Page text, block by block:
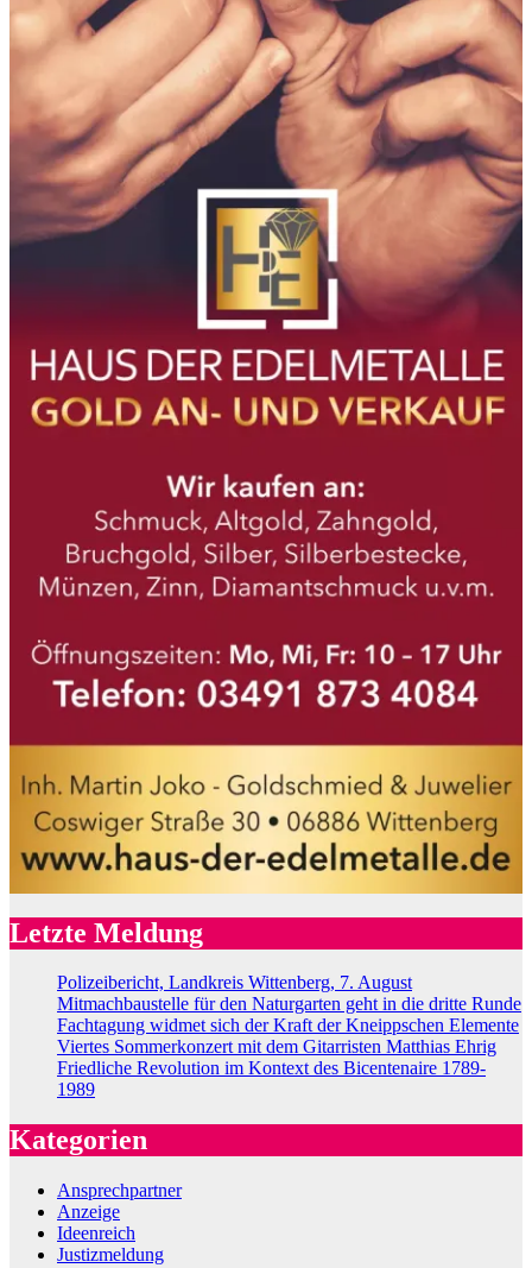
Letzte Meldung
Polizeibericht, Landkreis Wittenberg, 7. August
Mitmachbaustelle für den Naturgarten geht in die dritte Runde
Fachtagung widmet sich der Kraft der Kneippschen Elemente
Viertes Sommerkonzert mit dem Gitarristen Matthias Ehrig
Friedliche Revolution im Kontext des Bicentenaire 1789-
1989
Kategorien
Ansprechpartner
Anzeige
Ideenreich
Justizmeldung